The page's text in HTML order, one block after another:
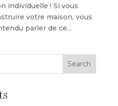
individuelle ! Si vous
votre maison, vous
parler de ce...
Search